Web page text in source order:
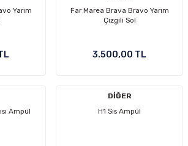
Yarım
Far Marea Brava Bravo Yarım
Çizgili Sol
3.500,00 TL
Ampül
DİĞER
H1 Sis Ampül